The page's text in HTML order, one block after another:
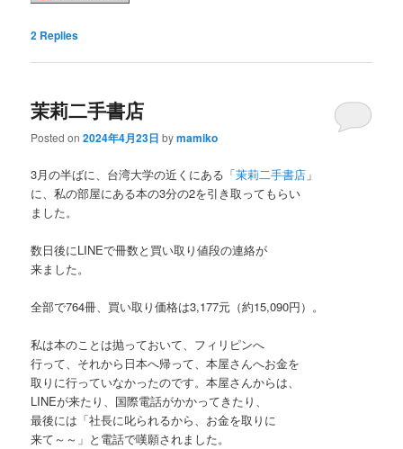
2 Replies
茉莉二手書店
Posted on2024年4月23日 bymamiko
3月の半ばに、台湾大学の近くにある「茉莉二手書店 」
に、私の部屋にある本の3分の2を引き取ってもらい
ました。
数日後にLINEで冊数と買い取り値段の連絡が
来ました。
全部で764冊、買い取り価格は3,177元（約15,090円）。
私は本のことは抛っておいて、フィリピンへ
行って、それから日本へ帰って、本屋さんへお金を
取りに行っていなかったのです。本屋さんからは、
LINEが来たり、国際電話がかかってきたり、
最後には「社長に叱られるから、お金を取りに
来て～～」と電話で嘆願されました。